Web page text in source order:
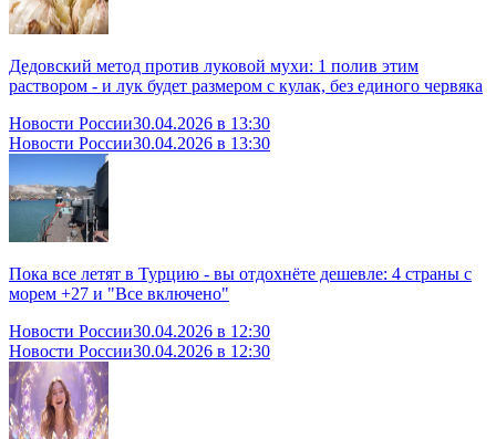
Дедовский метод против луковой мухи: 1 полив этим
раствором - и лук будет размером с кулак, без единого червяка
Новости России30.04.2026 в 13:30
Новости России30.04.2026 в 13:30
Пока все летят в Турцию - вы отдохнёте дешевле: 4 страны с
морем +27 и "Все включено"
Новости России30.04.2026 в 12:30
Новости России30.04.2026 в 12:30